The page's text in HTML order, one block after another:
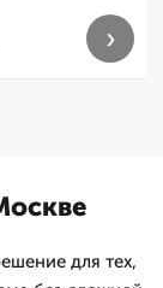
›
для тех,